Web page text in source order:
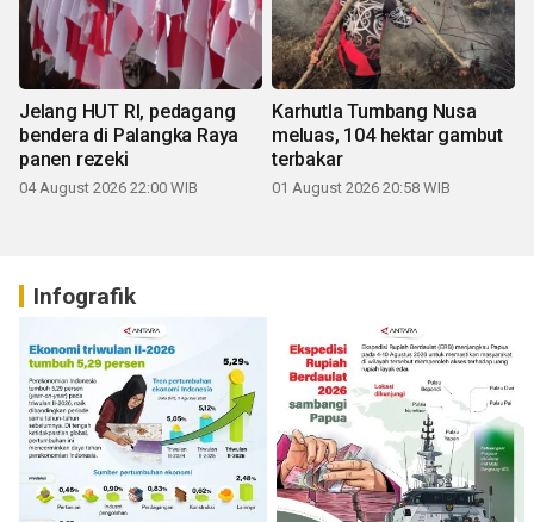
Jelang HUT RI, pedagang
bendera di Palangka Raya
panen rezeki
04 August 2026 22:00 WIB
Karhutla Tumbang Nusa
meluas, 104 hektar gambut
terbakar
01 August 2026 20:58 WIB
Infografik